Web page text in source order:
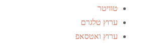
טוויטר
ערוץ טלגרם
ערוץ ואטסאפ